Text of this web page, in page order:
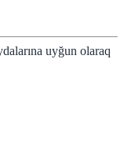
uyğun olaraq